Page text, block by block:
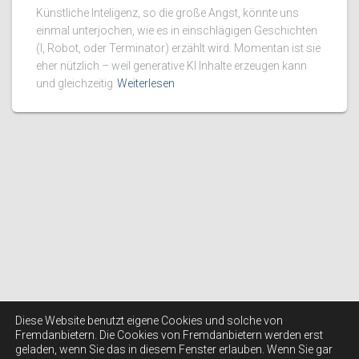
Künstliche Inteligenz, so die große Angst, könnte uns
einmal unterjochen, wie es in einschlägigen Geschichten
(I, Robot, oder Terminator) erzählt wird. Momentan ist sie
eher nützlich – weil generative KI Inhalte erzeugen kann
und gleichzeitig Weiterlesen
Diese Website benutzt eigene Cookies und solche von
Fremdanbietern. Die Cookies von Fremdanbietern werden erst
geladen, wenn Sie das in diesem Fenster erlauben. Wenn Sie gar